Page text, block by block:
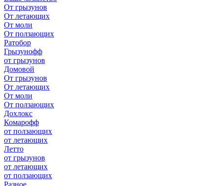
От грызунов
От летающих
От моли
От ползающих
Ратобор
Грызунофф
от грызунов
Домовой
От грызунов
От летающих
От моли
От ползающих
Дохлокс
Комарофф
от ползающих
от летающих
Летто
от грызунов
от летающих
от ползающих
Разное